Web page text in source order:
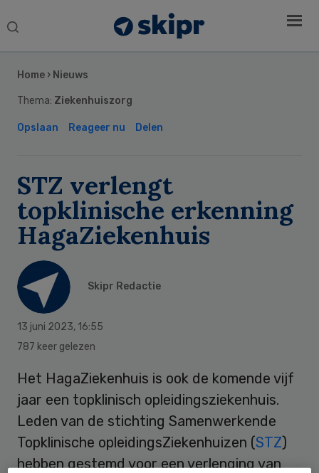
Search
Home › Nieuws
Thema: Ziekenhuiszorg
Opslaan Reageer nu Delen
STZ verlengt
topklinische erkenning
HagaZiekenhuis
Skipr Redactie
13 juni 2023, 16:55
787 keer gelezen
Het HagaZiekenhuis is ook de komende vijf
jaar een topklinisch opleidingsziekenhuis.
Leden van de stichting Samenwerkende
Topklinische opleidingsZiekenhuizen (STZ)
hebben gestemd voor een verlenging van
Sidebar